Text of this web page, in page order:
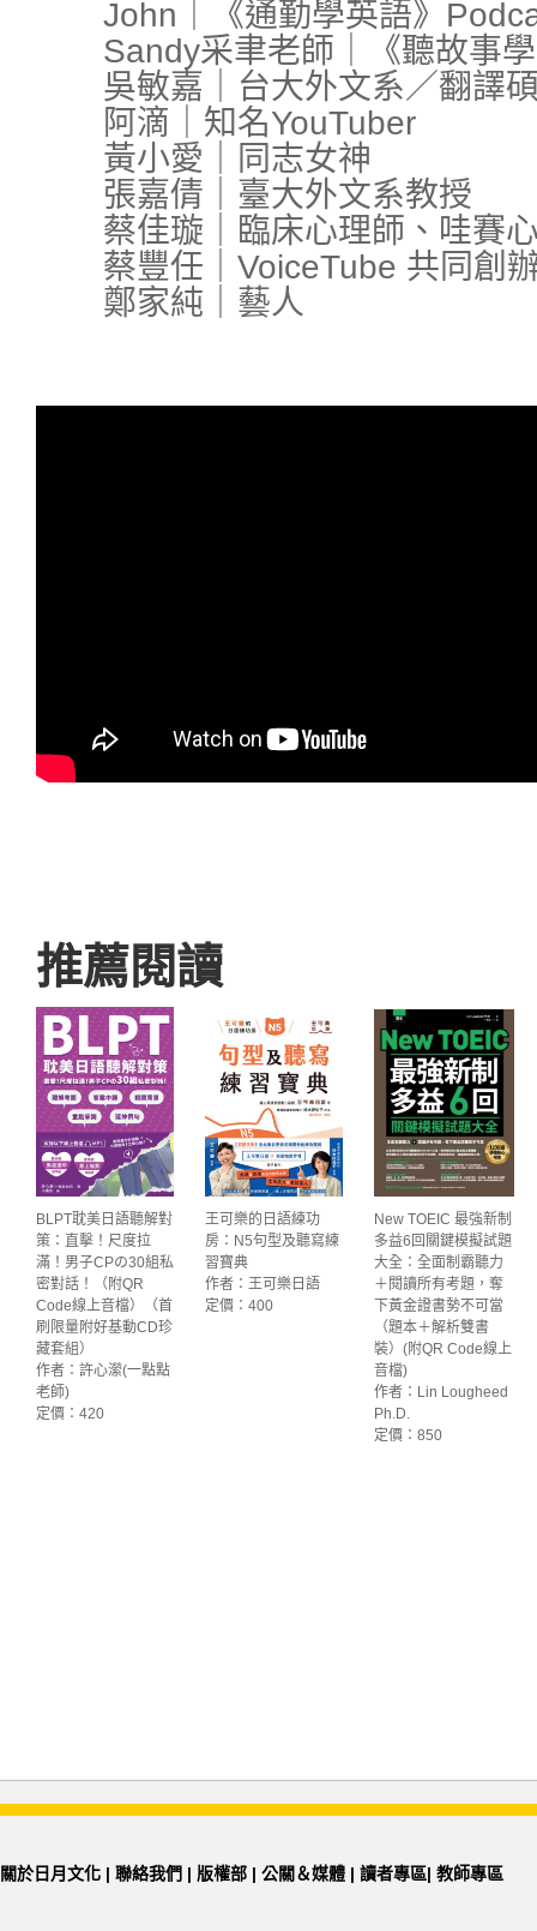
John｜《通勤學英語》
Sandy采聿老師｜《聽故事學
吳敏嘉｜台大外文系／翻譯碩
阿滴｜知名YouTuber
黃小愛｜同志女神
張嘉倩｜臺大外文系教授
蔡佳璇｜臨床心理師、哇賽心
蔡豐任｜VoiceTube 共同創
鄭家純｜藝人
推薦閱讀
BLPT耽美日語聽解對
策：直擊！尺度拉
滿！男子CPの30組私
密對話！（附QR
Code線上音檔）（首
刷限量附好基動CD珍
藏套組）
作者：許心瀠(一點點
老師)
定價：420
王可樂的日語練功
房：N5句型及聽寫練
習寶典
作者：王可樂日語
定價：400
New TOEIC 最強新制
多益6回關鍵模擬試題
大全：全面制霸聽力
＋閱讀所有考題，奪
下黃金證書勢不可當
（題本＋解析雙書
裝）(附QR Code線上
音檔)
作者：Lin Lougheed
Ph.D.
定價：850
關於日月文化 | 聯絡我們 | 版權部 | 公關＆媒體 | 讀者專區| 教師專區